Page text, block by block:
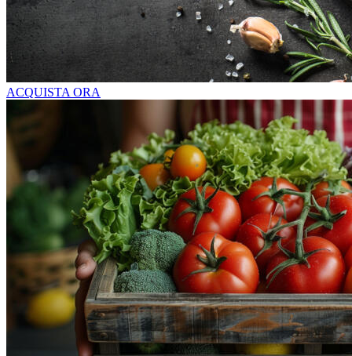
ACQUISTA ORA